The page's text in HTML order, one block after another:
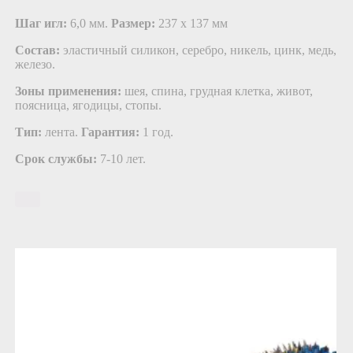
Шаг игл: 6,0 мм. Размер: 237 х 137 мм
Состав: эластичный силикон, серебро, никель, цинк, медь,
железо.
Зоны применения: шея, спина, грудная клетка, живот,
поясница, ягодицы, стопы.
Тип: лента. Гарантия: 1 год.
Срок службы: 7-10 лет.